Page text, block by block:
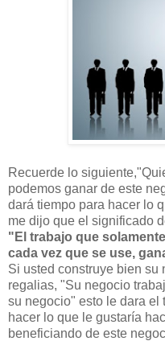
Recuerde lo
podemos ganar de este
dará tiempo para hacer lo
me dijo que el significado
"El trabajo que
cada vez que se use,
Si usted construye bien su
regalias, "Su negocio
su negocio" esto le dara el
hacer lo que le gustaría
beneficiando de este